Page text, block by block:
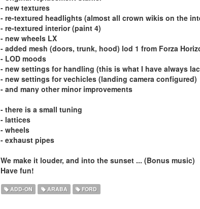
- new textures
- re-textured headlights (almost all crown wikis on the
- re-textured interior (paint 4)
- new wheels LX
- added mesh (doors, trunk, hood) lod 1 from Forza
- LOD moods
- new settings for handling (this is what I have always
- new settings for vechicles (landing camera configured)
- and many other minor improvements
- there is a small tuning
- lattices
- wheels
- exhaust pipes
We make it louder, and into the sunset ... (Bonus music)
Have fun!
ADD-ON ARABA FORD